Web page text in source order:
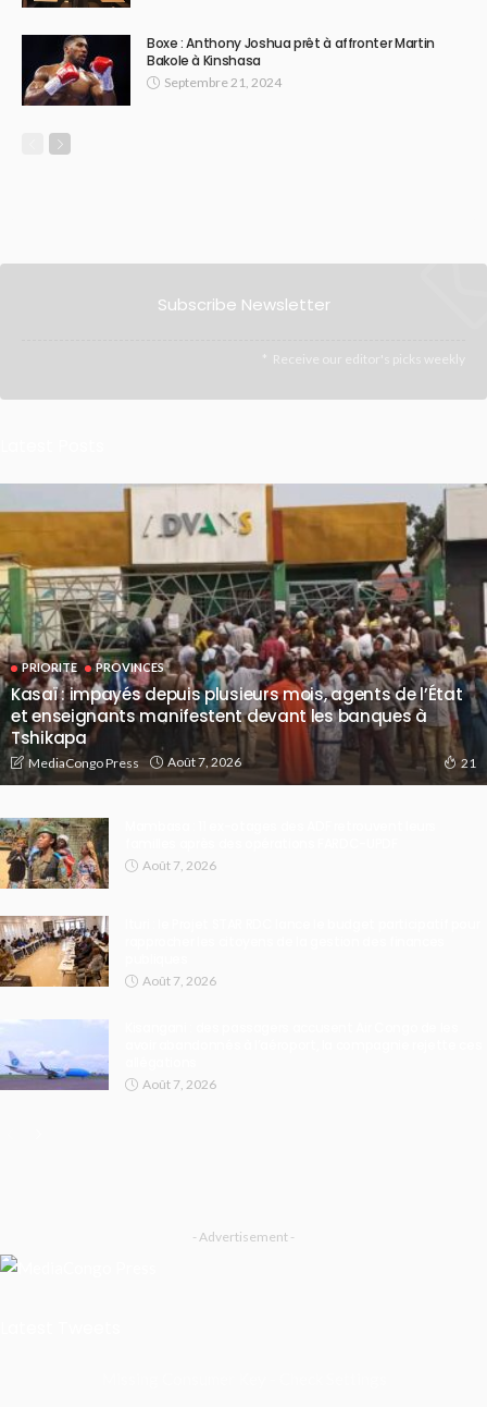
Boxe : Anthony Joshua prêt à affronter Martin
Bakole à Kinshasa
Septembre 21, 2024
Subscribe Newsletter
Receive our editor's picks weekly
PRIORITE PROVINCES
Kasaï : impayés depuis plusieurs mois, agents de l’État
et enseignants manifestent devant les banques à
Tshikapa
MediaCongo Press Août 7, 2026 21
Août 7, 2026
Août 7, 2026
Août 7, 2026
- Advertisement -